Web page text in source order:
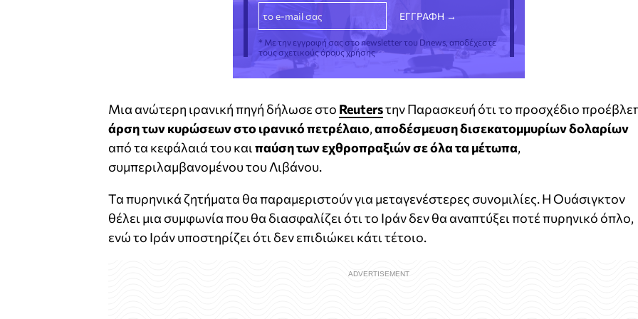
* Με την εγγραφή σας στο newsletter του Dnews, αποδέχεστε
τους σχετικούς όρους χρήσης
Μια ανώτερη ιρανική πηγή δήλωσε στο Reutersτην Παρασκευή ότι το προσχέδιο
άρση των κυρώσεων στο ιρανικό πετρέλαιο,αποδέσμευση δισεκατομμυρίων δολαρίων
από τα κεφάλαιά του καιπαύση των εχθροπραξιών σε όλα τα μέτωπα,
συμπεριλαμβανομένου του Λιβάνου.
Τα πυρηνικά ζητήματα θα παραμεριστούν για μεταγενέστερες συνομιλίες. Η Ουάσιγκτον
θέλει μια συμφωνία που θα διασφαλίζει ότι το Ιράν δεν θα αναπτύξει ποτέ πυρηνικό όπλο,
ενώ το Ιράν υποστηρίζει ότι δεν επιδιώκει κάτι τέτοιο.